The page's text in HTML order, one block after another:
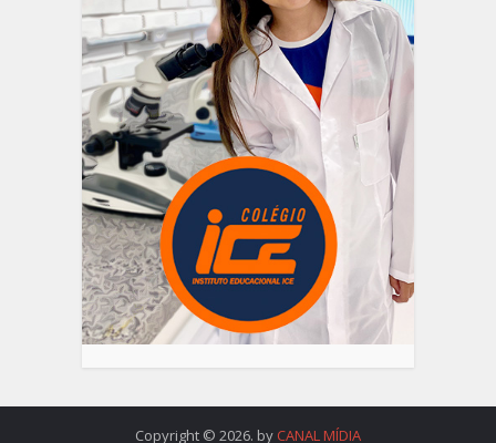
Copyright © 2026. by CANAL MÍDIA